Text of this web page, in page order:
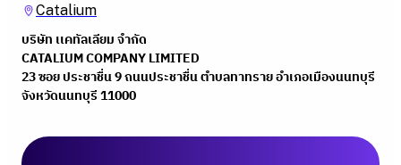
Catalium
บริษัท เเคทัลเลียม จำกัด
CATALIUM COMPANY LIMITED
23 ซอย ประชาชื่น 9 ถนนประชาชื่น ตําบลทาทราย อําเภอเมืองนนทบุรี
จังหวัดนนทบุรี 11000